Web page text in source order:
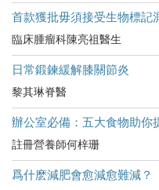
首款獲批毋須接受生物標記
臨床腫瘤科陳亮祖醫生
日常鍛鍊緩解膝關節炎
黎其琳脊醫
辦公室必備：五大食物助你
註冊營養師何梓珊
爲什麽減肥會愈減愈難減？